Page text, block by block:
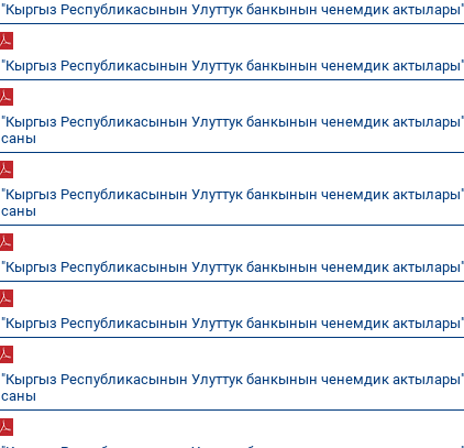
"Кыргыз Республикасынын Улуттук банкынын ченемдик
"Кыргыз Республикасынын Улуттук банкынын ченемдик
"Кыргыз Республикасынын Улуттук банкынын ченемдик
саны
"Кыргыз Республикасынын Улуттук банкынын ченемдик
саны
"Кыргыз Республикасынын Улуттук банкынын ченемдик
"Кыргыз Республикасынын Улуттук банкынын ченемдик
"Кыргыз Республикасынын Улуттук банкынын ченемдик
саны